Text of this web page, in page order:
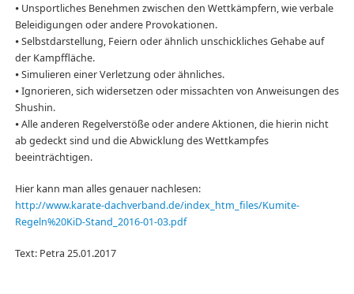
⦁ Unsportliches Benehmen zwischen den Wettkämpfern, wie verbale
Beleidigungen oder andere Provokationen.
⦁ Selbstdarstellung, Feiern oder ähnlich unschickliches Gehabe auf
der Kampffläche.
⦁ Simulieren einer Verletzung oder ähnliches.
⦁ Ignorieren, sich widersetzen oder missachten von Anweisungen des
Shushin.
⦁ Alle anderen Regelverstöße oder andere Aktionen, die hierin nicht
ab gedeckt sind und die Abwicklung des Wettkampfes
beeinträchtigen.
Hier kann man alles genauer nachlesen:
http://www.karate-dachverband.de/index_htm_files/Kumite-
Regeln%20KiD-Stand_2016-01-03.pdf
Text: Petra 25.01.2017